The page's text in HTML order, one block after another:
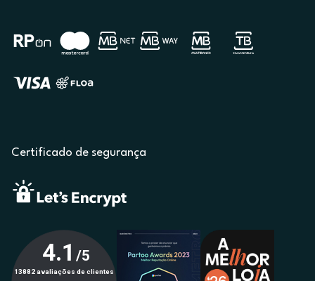
Certificado de segurança